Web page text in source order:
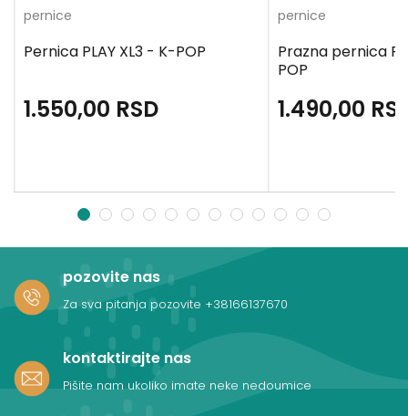
pernice
Pernica PLAY XL3 - K-POP
1.550,00 RSD
pernice
Prazna pernica
POP
1.490,00
1 2 3 4 5 6 7 8 9 10 11 12
pozovite nas
Za sva pitanja pozovite +38166137670
kontaktirajte nas
Pišite nam ukoliko imate neke nedoumice